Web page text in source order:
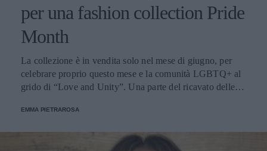
per una fashion collection Pride
Month
La collezione è in vendita solo nel mese di giugno, per
celebrare proprio questo mese e la comunità LGBTQ+ al
grido di “Love and Unity”. Una parte del ricavato delle
beneficenza scelto dalla cantante e dalla stilista, per il suo
EMMA PIETRAROSA